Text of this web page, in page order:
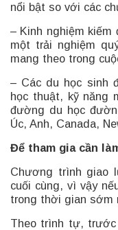
nổi bật so với các
– Kinh nghiệm
một trải nghiệm
mang theo trong
– Các du học sinh
học thuật, kỹ năng
đường du học
Úc, Anh, Canada,
Để tham gia cần
Chương trình giao
cuối cùng, vì vậy
trong thời gian sớm
Theo trình tự, trước